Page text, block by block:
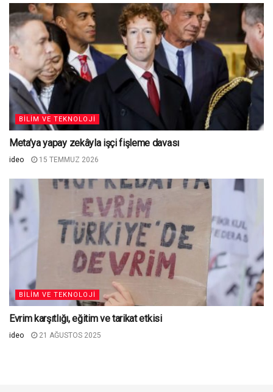
BILIM VE TEKNOLOJI
Meta’ya yapay zekâyla işçi fişleme davası
ideo 15 TEMMUZ 2026
BILIM VE TEKNOLOJI
Evrim karşıtlığı, eğitim ve tarikat etkisi
ideo 21 AĞUSTOS 2025